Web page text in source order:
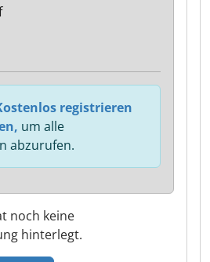
noch keine
hinterlegt.
registrieren
um alle
abzurufen.